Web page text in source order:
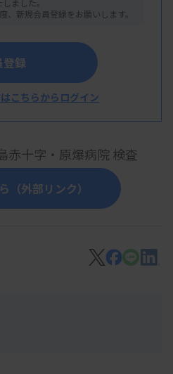
法人 九州大学病院 検
字・原爆病院 検査
液症例
（外部リンク）
しました。
、新規会員登録をお願いします。
登録
こちらからログイン